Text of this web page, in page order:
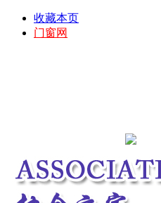
收藏本页
门窗网